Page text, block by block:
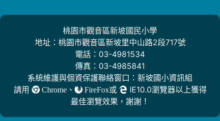
桃園市觀音區新坡國民小學
地址：桃園市觀音區新坡里中山路2段717號
電話：03-4981534
傳真：03-4985841
系統維護與個資保護聯絡窗口：新坡國小資訊組
請用
Chrome、 FireFox或
IE10.0瀏覽器以上獲得
最佳瀏覽效果，謝謝！